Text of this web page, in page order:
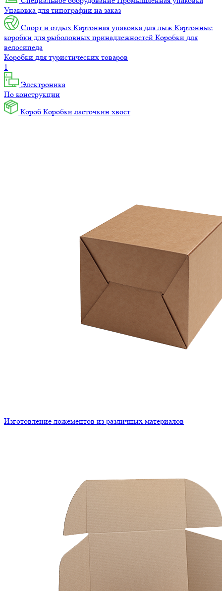
Упаковка для типографии на заказ
Спорт и отдых Картонная упаковка для лыж Картонные
коробки для рыболовных принадлежностей Коробки для
велосипеда
Коробки для туристических товаров
1
Электроника
По конструкции
Короб Коробки ласточкин хвост
Изготовление ложементов из различных материалов